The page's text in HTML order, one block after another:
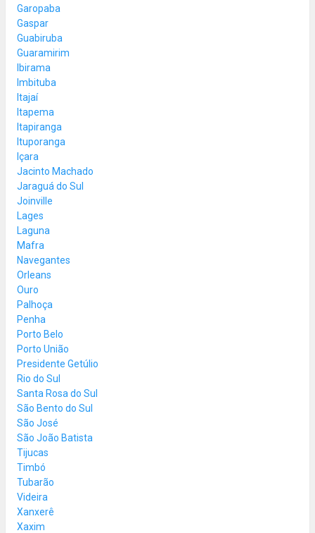
Garopaba
Gaspar
Guabiruba
Guaramirim
Ibirama
Imbituba
Itajaí
Itapema
Itapiranga
Ituporanga
Içara
Jacinto Machado
Jaraguá do Sul
Joinville
Lages
Laguna
Mafra
Navegantes
Orleans
Ouro
Palhoça
Penha
Porto Belo
Porto União
Presidente Getúlio
Rio do Sul
Santa Rosa do Sul
São Bento do Sul
São José
São João Batista
Tijucas
Timbó
Tubarão
Videira
Xanxerê
Xaxim